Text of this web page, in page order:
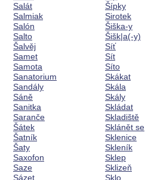
Salát
Salmiak
Salón
Salto
Šalvěj
Samet
Samota
Sanatorium
Sandály
Sáně
Sanitka
Saranče
Šátek
Šatník
Šaty
Saxofon
Saze
Sázet
Šípky
Sirotek
Šiška-y
Šišk|a(-y)
Síť
Sít
Síto
Skákat
Skála
Skály
Skládat
Skladiště
Sklánět se
Sklenice
Skleník
Sklep
Sklizeň
Sklo